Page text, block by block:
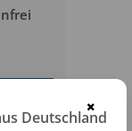
×
Deutschland